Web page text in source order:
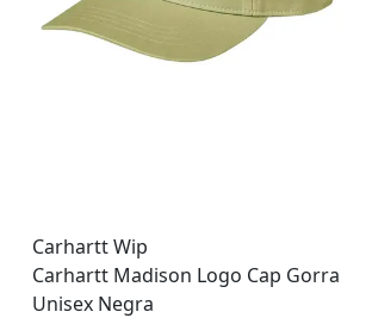
Carhartt Wip
Carhartt Madison Logo Cap Gorra
Unisex Negra